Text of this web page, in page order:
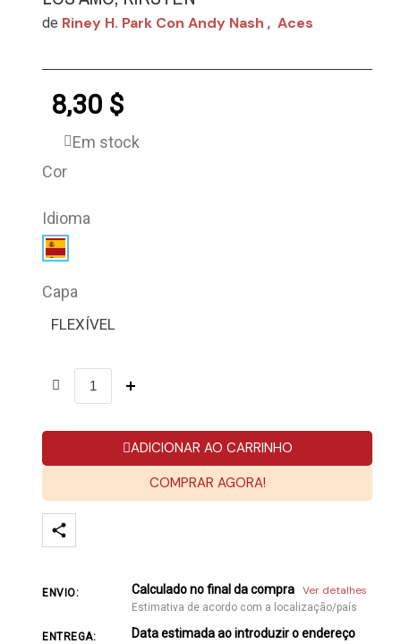
de Riney H. Park Con Andy Nash , Aces
8,30 $
Em stock
Cor
Idioma
Capa
FLEXÍVEL
ADICIONAR AO CARRINHO
COMPRAR AGORA!
ENVIO: Calculado no final da compra Ver detalhes
Estimativa de acordo com a localização/país
ENTREGA: Data estimada ao introduzir o endereço